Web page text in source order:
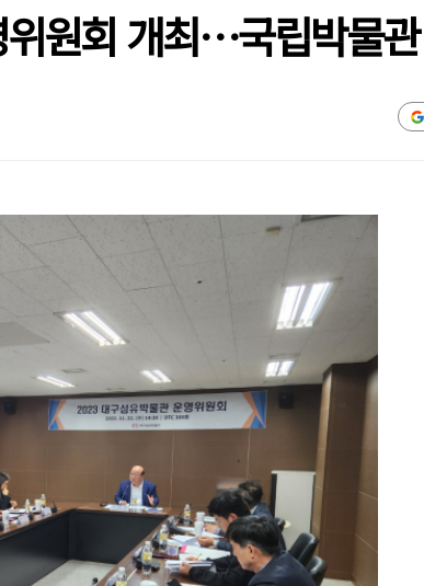
원회 개최…국립박물